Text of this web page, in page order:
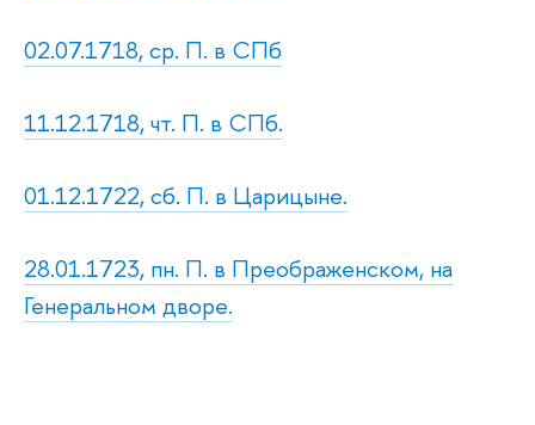
02.07.1718, ср. П. в СПб
11.12.1718, чт. П. в СПб.
01.12.1722, сб. П. в Царицыне.
28.01.1723, пн. П. в Преображенском, на
Генеральном дворе.